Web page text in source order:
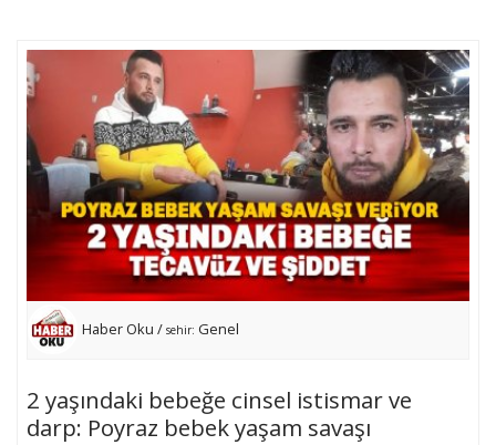
Haber Oku / sehir: Genel
2 yaşındaki bebeğe cinsel istismar ve
darp: Poyraz bebek yaşam savaşı